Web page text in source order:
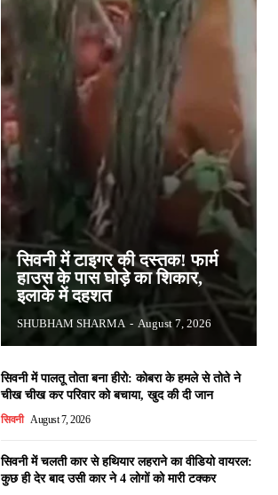
सिवनी में टाइगर की दस्तक! फार्म
हाउस के पास घोड़े का शिकार,
इलाके में दहशत
SHUBHAM SHARMA - August 7, 2026
सिवनी में पालतू तोता बना हीरो: कोबरा के हमले से तोते ने
चीख चीख कर परिवार को बचाया, खुद की दी जान
सिवनी August 7, 2026
सिवनी में चलती कार से हथियार लहराने का वीडियो वायरल:
कुछ ही देर बाद उसी कार ने 4 लोगों को मारी टक्कर